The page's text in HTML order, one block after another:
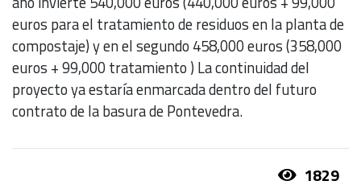
euros para el tratamiento de residuos en la planta de
compostaje) y en el segundo 458,000 euros (358,000
euros + 99,000 tratamiento ) La continuidad del
proyecto ya estaría enmarcada dentro del futuro
contrato de la basura de Pontevedra.
1829